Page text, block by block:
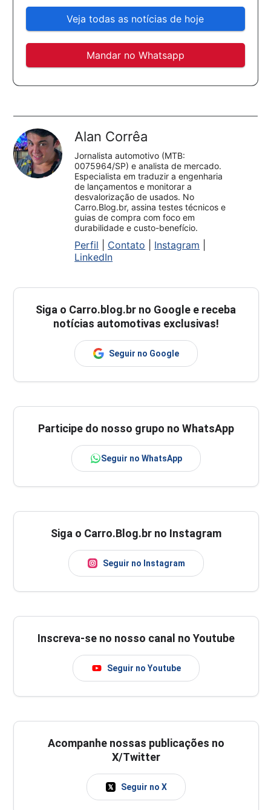
Veja todas as notícias de hoje
Mandar no Whatsapp
Alan Corrêa
Jornalista automotivo (MTB:
0075964/SP) e analista de mercado.
Especialista em traduzir a engenharia
de lançamentos e monitorar a
desvalorização de usados. No
Carro.Blog.br, assina testes técnicos e
guias de compra com foco em
durabilidade e custo-benefício.
Perfil Contato Instagram
LinkedIn
Siga o Carro.blog.br no Google e receba
notícias automotivas exclusivas!
Seguir no Google
Participe do nosso grupo no WhatsApp
Seguir no WhatsApp
Siga o Carro.Blog.br no Instagram
Seguir no Instagram
Inscreva-se no nosso canal no Youtube
Seguir no Youtube
Acompanhe nossas publicações no
X/Twitter
Seguir no X